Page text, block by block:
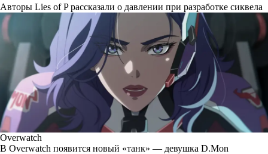
Авторы Lies of P рассказали о давлении при разработке сиквела
Overwatch
В Overwatch появится новый «танк» — девушка D.Mon